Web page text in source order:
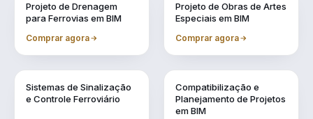
Projeto de Drenagem
para Ferrovias em BIM
Comprar agora
Projeto de Obras de Artes
Especiais em BIM
Comprar agora
Sistemas de Sinalização
e Controle Ferroviário
Compatibilização e
Planejamento de Projetos
em BIM